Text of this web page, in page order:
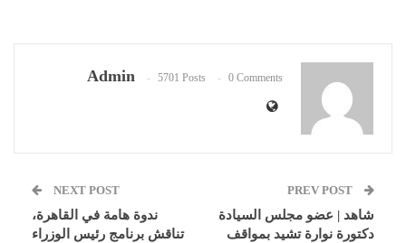
Admin 5701 Posts 0 Comments
شاهد | عضو مجلس السيادة
دكتورة نوارة تشيد بمواقف
NEXT POST
ندوة هامة في القاهرة،
تناقش برنامج رئيس الوزراء